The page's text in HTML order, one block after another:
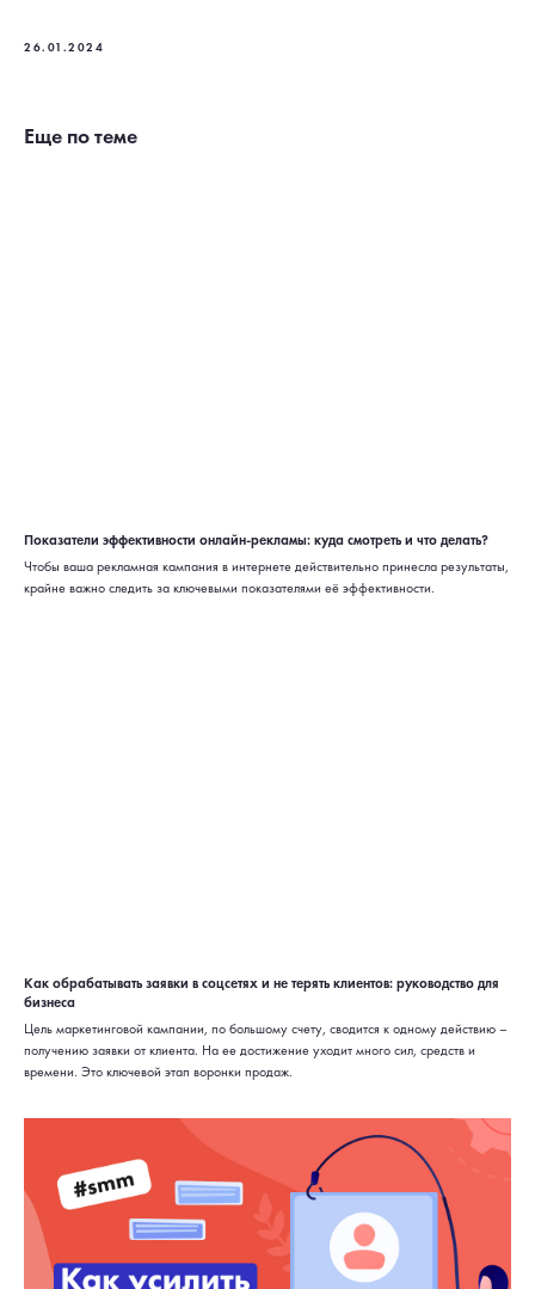
26.01.2024
Еще по теме
Показатели эффективности онлайн-рекламы: куда смотреть и что делать?
Чтобы ваша рекламная кампания в интернете действительно принесла результаты,
крайне важно следить за ключевыми показателями её эффективности.
Как обрабатывать заявки в соцсетях и не терять клиентов: руководство для
бизнеса
Цель маркетинговой кампании, по большому счету, сводится к одному действию –
получению заявки от клиента. На ее достижение уходит много сил, средств и
времени. Это ключевой этап воронки продаж.